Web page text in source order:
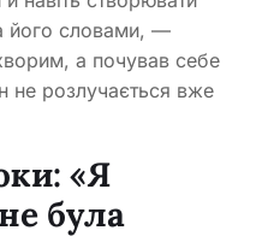
його словами, —
а почував себе
не розлучається вже
«Я
була